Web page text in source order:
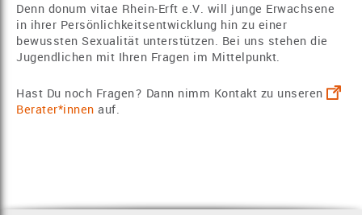
Denn donum vitae Rhein-Erft e.V. will junge Erwachsene
in ihrer Persönlichkeitsentwicklung hin zu einer
bewussten Sexualität unterstützen. Bei uns stehen die
Jugendlichen mit Ihren Fragen im Mittelpunkt.
Hast Du noch Fragen? Dann nimm Kontakt zu unseren
Berater*innen auf.